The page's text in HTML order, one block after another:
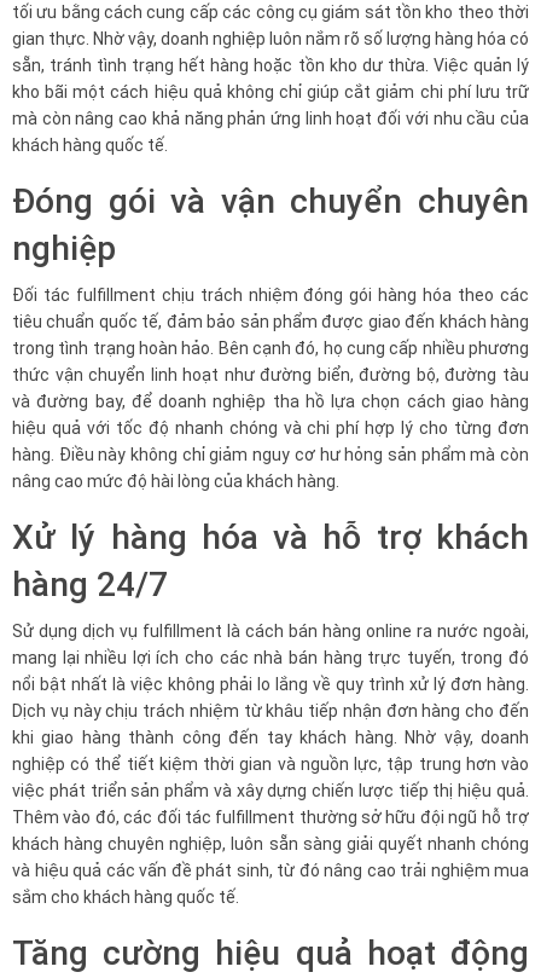
tối ưu bằng cách cung cấp các công cụ giám sát tồn kho theo thời
gian thực. Nhờ vậy, doanh nghiệp luôn nắm rõ số lượng hàng hóa có
sẵn, tránh tình trạng hết hàng hoặc tồn kho dư thừa. Việc quản lý
kho bãi một cách hiệu quả không chỉ giúp cắt giảm chi phí lưu trữ
mà còn nâng cao khả năng phản ứng linh hoạt đối với nhu cầu của
khách hàng quốc tế.
Đóng gói và vận chuyển chuyên
nghiệp
Đối tác fulfillment chịu trách nhiệm đóng gói hàng hóa theo các
tiêu chuẩn quốc tế, đảm bảo sản phẩm được giao đến khách hàng
trong tình trạng hoàn hảo. Bên cạnh đó, họ cung cấp nhiều phương
thức vận chuyển linh hoạt như đường biển, đường bộ, đường tàu
và đường bay, để doanh nghiệp tha hồ lựa chọn cách giao hàng
hiệu quả với tốc độ nhanh chóng và chi phí hợp lý cho từng đơn
hàng. Điều này không chỉ giảm nguy cơ hư hỏng sản phẩm mà còn
nâng cao mức độ hài lòng của khách hàng.
Xử lý hàng hóa và hỗ trợ khách
hàng 24/7
Sử dụng dịch vụ fulfillment là cách bán hàng online ra nước ngoài,
mang lại nhiều lợi ích cho các nhà bán hàng trực tuyến, trong đó
nổi bật nhất là việc không phải lo lắng về quy trình xử lý đơn hàng.
Dịch vụ này chịu trách nhiệm từ khâu tiếp nhận đơn hàng cho đến
khi giao hàng thành công đến tay khách hàng. Nhờ vậy, doanh
nghiệp có thể tiết kiệm thời gian và nguồn lực, tập trung hơn vào
việc phát triển sản phẩm và xây dựng chiến lược tiếp thị hiệu quả.
Thêm vào đó, các đối tác fulfillment thường sở hữu đội ngũ hỗ trợ
khách hàng chuyên nghiệp, luôn sẵn sàng giải quyết nhanh chóng
và hiệu quả các vấn đề phát sinh, từ đó nâng cao trải nghiệm mua
sắm cho khách hàng quốc tế.
Tăng cường hiệu quả hoạt động